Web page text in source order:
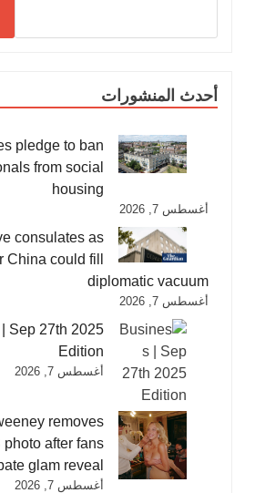
أحدث المنشورات
pledge to ban
from social
housing
أغسطس 7, 2026
consulates as
China could fill
diplomatic vacuum
أغسطس 7, 2026
Sep 27th 2025
Edition
أغسطس 7, 2026
removes
after fans
glam reveal
أغسطس 7, 2026